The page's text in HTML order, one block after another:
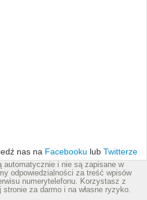
nas na Facebooku lub Twitterze
automatycznie i nie są zapisane w
odpowiedzialności za treść wpisów
numerytelefonu. Korzystasz z
za darmo i na własne ryzyko.